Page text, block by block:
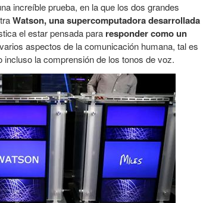
increíble prueba, en la que los dos grandes
Watson, una supercomputadora desarrollada
el estar pensada para responder como un
aspectos de la comunicación humana, tal es
la comprensión de los tonos de voz.